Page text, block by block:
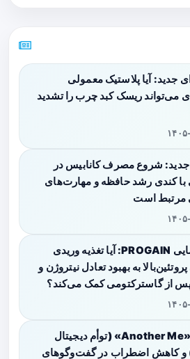
جدید: آیا پلاستیک معمولی
می‌تواند ریسک کبد چرب را تشدید
۱۷
جدید: شروع مصرف کانابیس در
با کندی رشد حافظه و مهارت‌های
مرتبط است
۱۷
طرح‌آزمایی PROGAIN: آیا تغذیه وریدی
به بهبود تعادل نیتروژن و
پس از گاسترکتومی کمک می‌کند؟
۱۷
فناوری «Another Me» (توأم دیجیتال
و کاهش اضطراب در گفت‌وگوهای